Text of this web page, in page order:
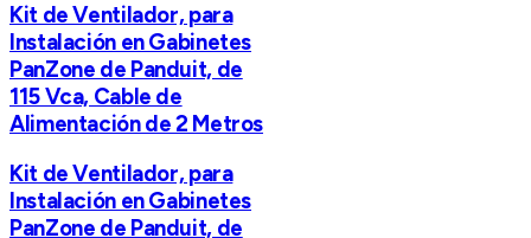
Kit de Ventilador, para
Instalación en Gabinetes
PanZone de Panduit, de
115 Vca, Cable de
Alimentación de 2 Metros
Kit de Ventilador, para
Instalación en Gabinetes
PanZone de Panduit, de